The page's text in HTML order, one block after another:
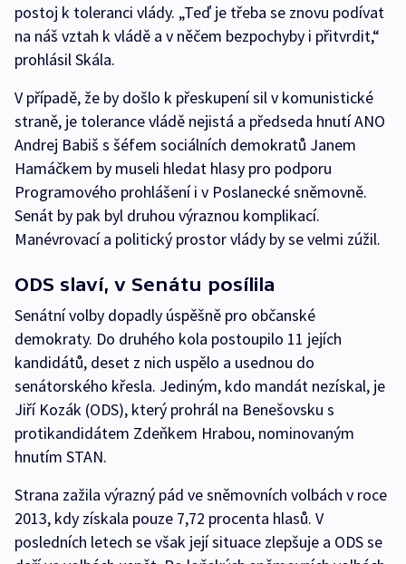
postoj k toleranci vlády. „Teď je třeba se znovu podívat
na náš vztah k vládě a v něčem bezpochyby i přitvrdit,“
prohlásil Skála.
V případě, že by došlo k přeskupení sil v komunistické
straně, je tolerance vládě nejistá a předseda hnutí ANO
Andrej Babiš s šéfem sociálních demokratů Janem
Hamáčkem by museli hledat hlasy pro podporu
Programového prohlášení i v Poslanecké sněmovně.
Senát by pak byl druhou výraznou komplikací.
Manévrovací a politický prostor vlády by se velmi zúžil.
ODS slaví, v Senátu posílila
Senátní volby dopadly úspěšně pro občanské
demokraty. Do druhého kola postoupilo 11 jejích
kandidátů, deset z nich uspělo a usednou do
senátorského křesla. Jediným, kdo mandát nezískal, je
Jiří Kozák (ODS), který prohrál na Benešovsku s
protikandidátem Zdeňkem Hrabou, nominovaným
hnutím STAN.
Strana zažila výrazný pád ve sněmovních volbách v roce
2013, kdy získala pouze 7,72 procenta hlasů. V
posledních letech se však její situace zlepšuje a ODS se